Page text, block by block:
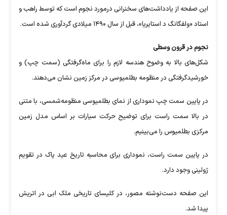
این صفحه از یادداشت‌های سخنرانی درمورد نجوم است که توسط راهب و
استاد «ولفگانگ د استایریا»، قبل از سال ۱۴۹۰ میلادی گردآوری شده است.
نجوم در قرون وسطی
شکل‌های بالا به وضوح هندسه لازم را برای ماه‌گرفتگی (سمت چپ) و
خورشیدگرفتگی در منظومه بطلمیوسی در مرکز زمین نشان می‌دهند.
در پایین سمت چپ نموداری از نمای بطلمیوسی منظومه‌شمسی، با متنی
در بالا سمت راست برای توضیح حرکت سیارات بر اساس مدل زمین
مرکزی بطلمیوس را می‌بینیم.
در پایین سمت راست، نموداری برای محاسبه تاریخ عید پاک در تقویم
ژولینی وجود دارد.
این صفحه دست‌نوشته مصور، در کلیسای تاریخی ملک ابی در اتریش
پیدا شد.